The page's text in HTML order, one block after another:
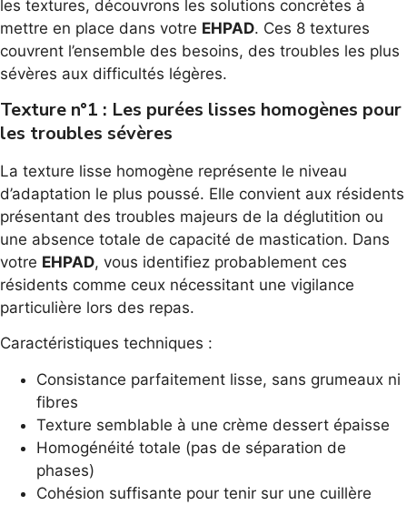
les textures, découvrons les solutions concrètes à
mettre en place dans votre EHPAD. Ces 8 textures
couvrent l’ensemble des besoins, des troubles les plus
sévères aux difficultés légères.
Texture n°1 : Les purées lisses homogènes pour
les troubles sévères
La texture lisse homogène représente le niveau
d’adaptation le plus poussé. Elle convient aux résidents
présentant des troubles majeurs de la déglutition ou
une absence totale de capacité de mastication. Dans
votre EHPAD, vous identifiez probablement ces
résidents comme ceux nécessitant une vigilance
particulière lors des repas.
Caractéristiques techniques :
Consistance parfaitement lisse, sans grumeaux ni
fibres
Texture semblable à une crème dessert épaisse
Homogénéité totale (pas de séparation de
phases)
Cohésion suffisante pour tenir sur une cuillère